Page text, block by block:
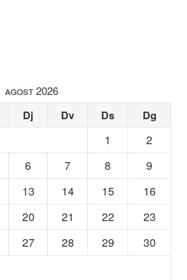
agost 2026
Dj Dv Ds Dg
1
2
6 7 8
9
13 14 15
16
20 21 22
23
27 28 29
30